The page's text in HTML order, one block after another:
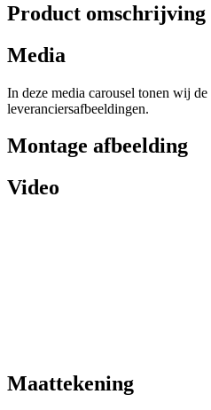
Product omschrijving
Media
In deze media carousel tonen wij de
leveranciersafbeeldingen.
Montage afbeelding
Video
Maattekening